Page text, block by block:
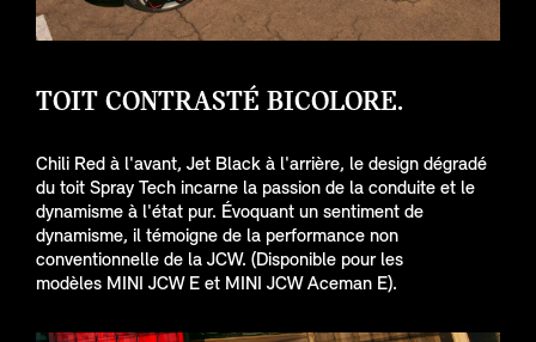
TOIT CONTRASTÉ BICOLORE.
Chili Red à l'avant, Jet Black à l'arrière, le design dégradé
du toit Spray Tech incarne la passion de la conduite et le
dynamisme à l'état pur. Évoquant un sentiment de
dynamisme, il témoigne de la performance non
conventionnelle de la JCW. (Disponible pour les
modèles MINI JCW E et MINI JCW Aceman E).